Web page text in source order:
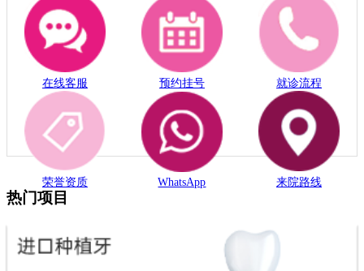
在线客服 预约挂号 就诊流程
荣誉资质 WhatsApp 来院路线
热门项目